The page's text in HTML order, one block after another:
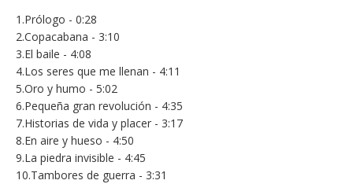
1.Prólogo - 0:28
2.Copacabana - 3:10
3.El baile - 4:08
4.Los seres que me llenan - 4:11
5.Oro y humo - 5:02
6.Pequeña gran revolución - 4:35
7.Historias de vida y placer - 3:17
8.En aire y hueso - 4:50
9.La piedra invisible - 4:45
10.Tambores de guerra - 3:31